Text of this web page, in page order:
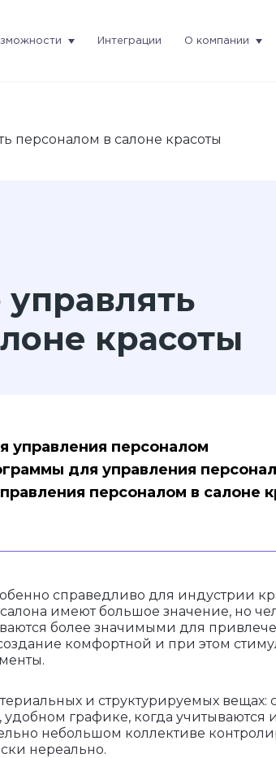
Интеграции О компании
персоналом в салоне красоты
красоты
персоналом
для управления
персоналом в салоне
справедливо для индустрии
имеют большое значение, но
более значимыми для
комфортной и при этом
и структурируемых
удобном графике, когда учитываются
небольшом коллективе
нереально.